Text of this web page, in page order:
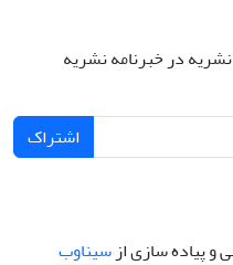
در خبرنامه نشریه
اشتراک
و پیاده سازی ازسیناوب